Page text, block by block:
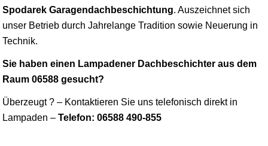
Spodarek Garagendachbeschichtung. Auszeichnet sich
unser Betrieb durch Jahrelange Tradition sowie Neuerung in
Technik.
Sie haben einen Lampadener Dachbeschichter aus dem
Raum 06588 gesucht?
Überzeugt ? – Kontaktieren Sie uns telefonisch direkt in
Lampaden – Telefon: 06588 490-855